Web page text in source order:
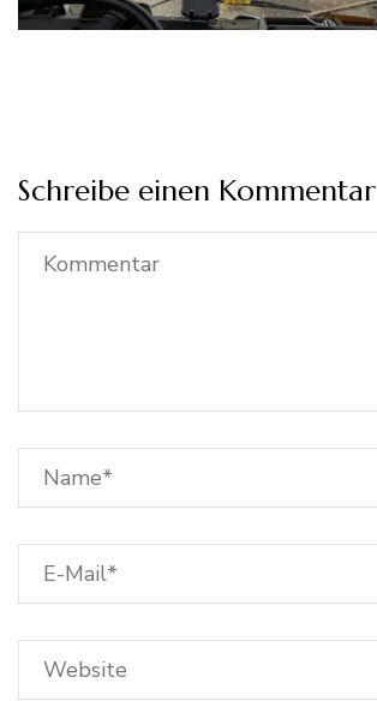
Schreibe einen Kommentar